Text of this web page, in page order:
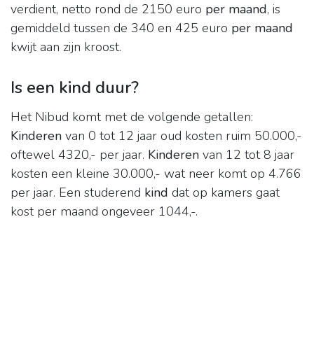
verdient, netto rond de 2150 euro per maand, is
gemiddeld tussen de 340 en 425 euro per maand
kwijt aan zijn kroost.
Is een kind duur?
Het Nibud komt met de volgende getallen:
Kinderen van 0 tot 12 jaar oud kosten ruim 50.000,-
oftewel 4320,- per jaar. Kinderen van 12 tot 8 jaar
kosten een kleine 30.000,- wat neer komt op 4.766
per jaar. Een studerend kind dat op kamers gaat
kost per maand ongeveer 1044,-.